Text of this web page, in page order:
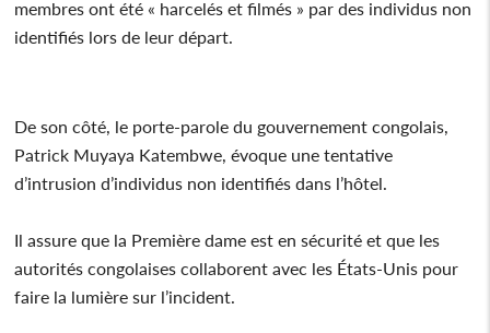
membres ont été « harcelés et filmés » par des individus non
identifiés lors de leur départ.
De son côté, le porte-parole du gouvernement congolais,
Patrick Muyaya Katembwe, évoque une tentative
d’intrusion d’individus non identifiés dans l’hôtel.
Il assure que la Première dame est en sécurité et que les
autorités congolaises collaborent avec les États-Unis pour
faire la lumière sur l’incident.